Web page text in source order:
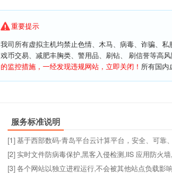
重要提示
我司所有虚拟主机均禁止色情、木马、病毒、诈骗、
戏币交易、减肥丰胸类、警用品、刷钻、 刷信誉等高
的监控措施，一经发现违规网站，立即关闭！ 所有国内
服务标准说明
[1] 基于西部数码-青岛平台云计算平台，安全、可靠
[2] 实时文件防病毒保护,黑客入侵检测,IIS 应用防火
[3] 各个网站以独立进程运行,不会被其他站点负载影